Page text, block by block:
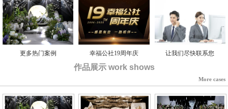
更多热门案例 幸福公社19周年庆 让我们尽快联系您
作品展示 work shows
More cases